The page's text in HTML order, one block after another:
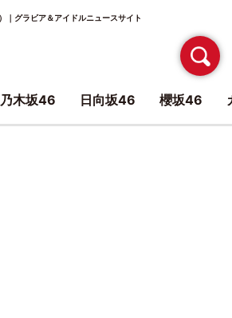
｜グラビア＆アイドルニュースサイト
乃木坂46 日向坂46 櫻坂46